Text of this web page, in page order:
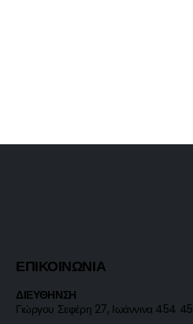
ΕΠΙΚΟΙΝΩΝΙΑ
ΔΙΕΥΘΗΝΣΗ
Γιώργου Σεφέρη 27, Ιωάννινα 454 45